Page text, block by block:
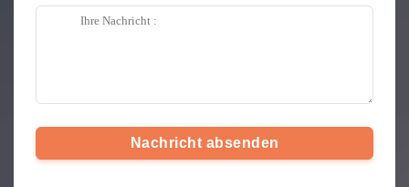
Nachricht absenden